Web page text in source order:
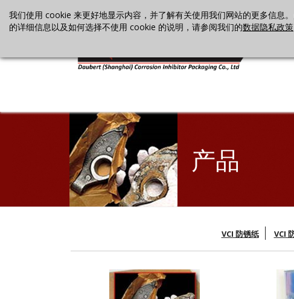
我们使用 cookie 来更好地显示内容，并了解有关使用我们网站的更多信息
的详细信息以及如何选择不使用 cookie 的说明，请参阅我们的数据隐私政策
产品
VCI 防锈纸 VCI